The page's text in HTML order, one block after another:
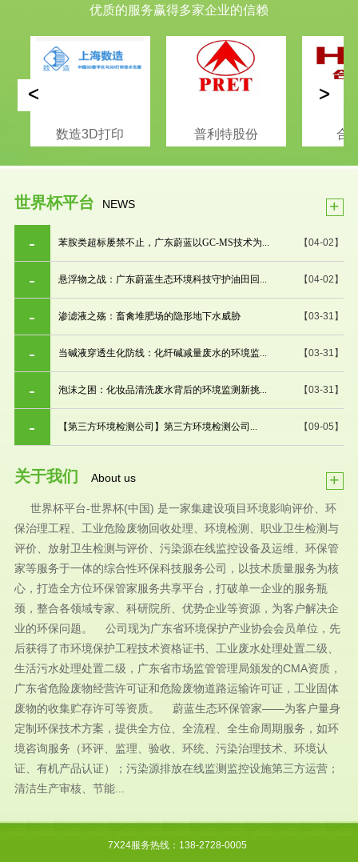
优质的服务赢得多家企业的信赖
数造3D打印 普利特股份 合
< >
世界杯平台 NEWS +
【04-02】
苯胺类超标屡禁不止，广东蔚蓝以GC-MS技术为...
【04-02】
悬浮物之战：广东蔚蓝生态环境科技守护油田回...
【03-31】
渗滤液之殇：畜禽堆肥场的隐形地下水威胁
【03-31】
当碱液穿透生化防线：化纤碱减量废水的环境监...
【03-31】
泡沫之困：化妆品清洗废水背后的环境监测新挑...
【09-05】
【第三方环境检测公司】第三方环境检测公司...
关于我们 About us +
世界杯平台-世界杯(中国) 是一家集建设项目环境影响评价、环
保治理工程、工业危险废物回收处理、环境检测、职业卫生检测与
评价、放射卫生检测与评价、污染源在线监控设备及运维、环保管
家等服务于一体的综合性环保科技服务公司，以技术质量服务为核
心，打造全方位环保管家服务共享平台，打破单一企业的服务瓶
颈，整合各领域专家、科研院所、优势企业等资源，为客户解决企
业的环保问题。 公司现为广东省环境保护产业协会会员单位，先
后获得了市环境保护工程技术资格证书、工业废水处理处置二级、
生活污水处理处置二级，广东省市场监管管理局颁发的CMA资质，
广东省危险废物经营许可证和危险废物道路运输许可证，工业固体
废物的收集贮存许可等资质。 蔚蓝生态环保管家——为客户量身
定制环保技术方案，提供全方位、全流程、全生命周期服务，如环
境咨询服务（环评、监理、验收、环统、污染治理技术、环境认
证、有机产品认证）；污染源排放在线监测监控设施第三方运营；
清洁生产审核、节能...
7X24服务热线：138-2728-0005